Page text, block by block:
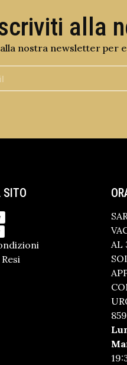
alla
nostra newsletter per
SITO
AL